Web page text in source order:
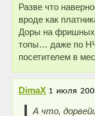
Разве что
вроде как
Доры на фришных
топы… даже по
посетителем в
DimaX
А что,